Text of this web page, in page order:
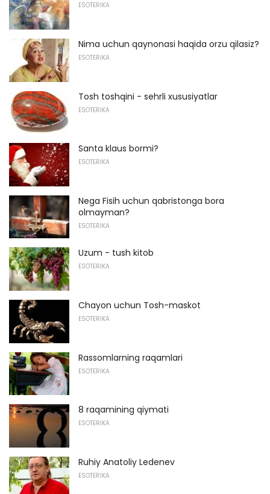
ESOTERIKA
Nima uchun qaynonasi haqida orzu qilasiz?
ESOTERIKA
Tosh toshqini - sehrli xususiyatlar
ESOTERIKA
Santa klaus bormi?
ESOTERIKA
Nega Fisih uchun qabristonga bora
olmayman?
ESOTERIKA
Uzum - tush kitob
ESOTERIKA
Chayon uchun Tosh-maskot
ESOTERIKA
Rassomlarning raqamlari
ESOTERIKA
8 raqamining qiymati
ESOTERIKA
Ruhiy Anatoliy Ledenev
ESOTERIKA